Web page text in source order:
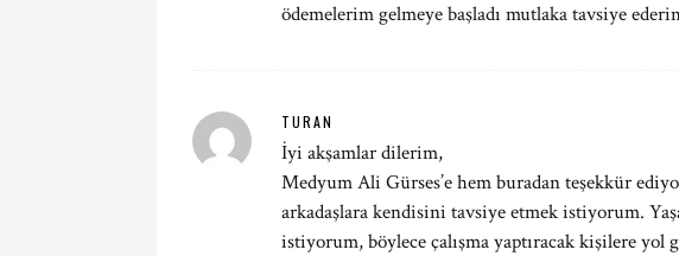
ödemelerim gelmeye başladı mutlaka tavsiye
TURAN
İyi akşamlar dilerim,
Medyum Ali Gürses’e hem buradan teşekkür
arkadaşlara kendisini tavsiye etmek istiyorum.
istiyorum, böylece çalışma yaptıracak kişilere yol